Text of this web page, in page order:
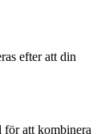
efter att din
för att kombinera